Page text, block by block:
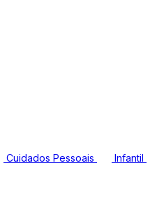
Cuidados Pessoais Infantil